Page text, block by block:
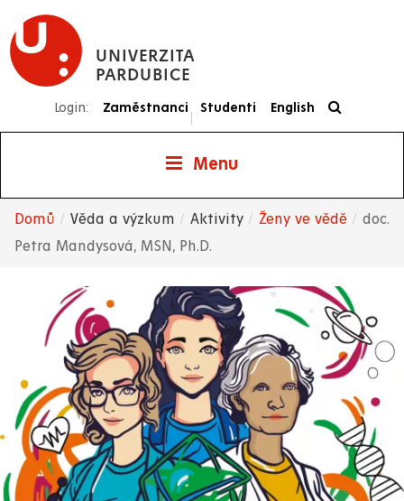
Přejít
hlavnímu
UNIVERZITA
PARDUBICE
Login: Zaměstnanci
|
Studenti English
Menu
Drobečková
navigace
Domů Věda a výzkum Aktivity Ženy ve vědě
doc.
Petra Mandysová, MSN, Ph.D.